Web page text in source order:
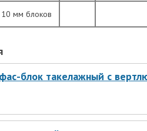
мм блоков
блок такелажный с